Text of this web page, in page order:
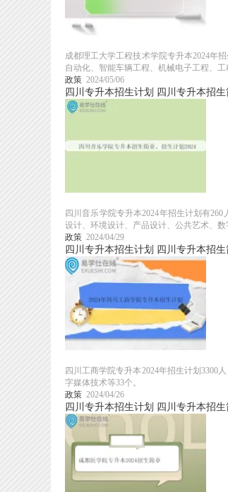
成都理工大学工程技术学院专升本2024年
自动化、智能车辆工程、机械电子工程、工
政策 2024/05/06
四川专升本招生计划 四川专升本招生
四川音乐学院专升本2024年招生计划有
设计、环境设计、产品设计、公共艺术、数
政策 2024/04/29
四川专升本招生计划 四川专升本招生
四川工商学院专升本2024年招生计划3300
字媒体技术等33个。
政策 2024/04/26
四川专升本招生计划 四川专升本招生